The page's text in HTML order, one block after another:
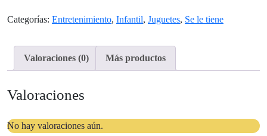
Categorías: Entretenimiento, Infantil, Juguetes, Se le tiene
Valoraciones (0) Más productos
Valoraciones
No hay valoraciones aún.